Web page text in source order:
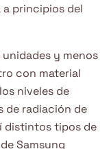
a principios del
unidades y menos
con material
niveles de
de radiación de
distintos tipos de
Samsung